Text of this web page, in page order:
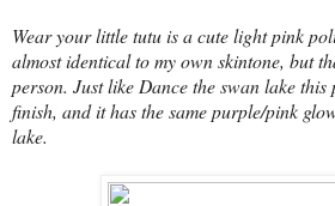
Wear your little tutu is a cute light pink
almost identical to my own skintone, but
person. Just like Dance the swan lake
finish, and it has the same purple/pink
lake.